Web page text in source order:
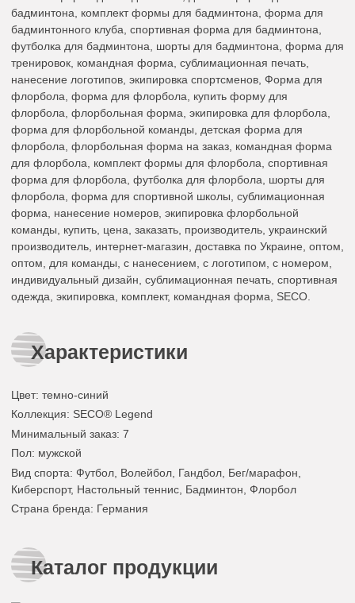
бадминтона, комплект формы для бадминтона, форма для
бадминтонного клуба, спортивная форма для бадминтона,
футболка для бадминтона, шорты для бадминтона, форма для
тренировок, командная форма, сублимационная печать,
нанесение логотипов, экипировка спортсменов, Форма для
флорбола, форма для флорбола, купить форму для
флорбола, флорбольная форма, экипировка для флорбола,
форма для флорбольной команды, детская форма для
флорбола, флорбольная форма на заказ, командная форма
для флорбола, комплект формы для флорбола, спортивная
форма для флорбола, футболка для флорбола, шорты для
флорбола, форма для спортивной школы, сублимационная
форма, нанесение номеров, экипировка флорбольной
команды, купить, цена, заказать, производитель, украинский
производитель, интернет-магазин, доставка по Украине, оптом,
оптом, для команды, с нанесением, с логотипом, с номером,
индивидуальный дизайн, сублимационная печать, спортивная
одежда, экипировка, комплект, командная форма, SECO.
Характеристики
Цвет: темно-синий
Коллекция: SECO® Legend
Минимальный заказ: 7
Пол: мужской
Вид спорта: Футбол, Волейбол, Гандбол, Бег/марафон,
Киберспорт, Настольный теннис, Бадминтон, Флорбол
Страна бренда: Германия
Каталог продукции